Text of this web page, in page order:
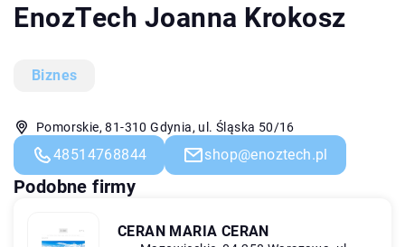
EnozTech Joanna Krokosz
Biznes
Pomorskie, 81-310 Gdynia, ul. Śląska 50/16
48514768844 shop@enoztech.pl
Podobne firmy
CERAN MARIA CERAN